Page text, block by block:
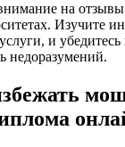
на отзывы
Изучите
и убедитесь
недоразумений.